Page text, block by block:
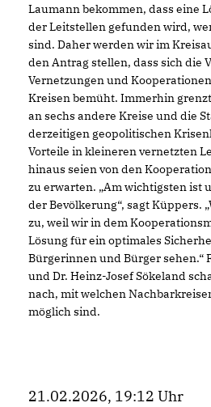
Laumann bekommen, dass eine
der Leitstellen gefunden wird,
sind. Daher werden wir im
den Antrag stellen, dass sich die
Vernetzungen und
Kreisen bemüht. Immerhin
an sechs andere Kreise und die
derzeitigen geopolitischen
Vorteile in kleineren vernetzten
hinaus seien von den
zu erwarten. „Am wichtigsten ist
der Bevölkerung“, sagt Küppers.
zu, weil wir in dem
Lösung für ein optimales
Bürgerinnen und Bürger sehen.“
und Dr. Heinz-Josef Sökeland
nach, mit welchen
möglich sind.
21.02.2026, 19:12 Uhr